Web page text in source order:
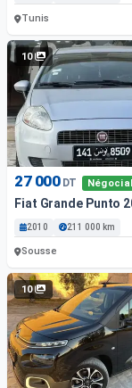
Tunis
10
27 000 DT
Fiat Grande Punto
2010 211 000 km
Sousse
10